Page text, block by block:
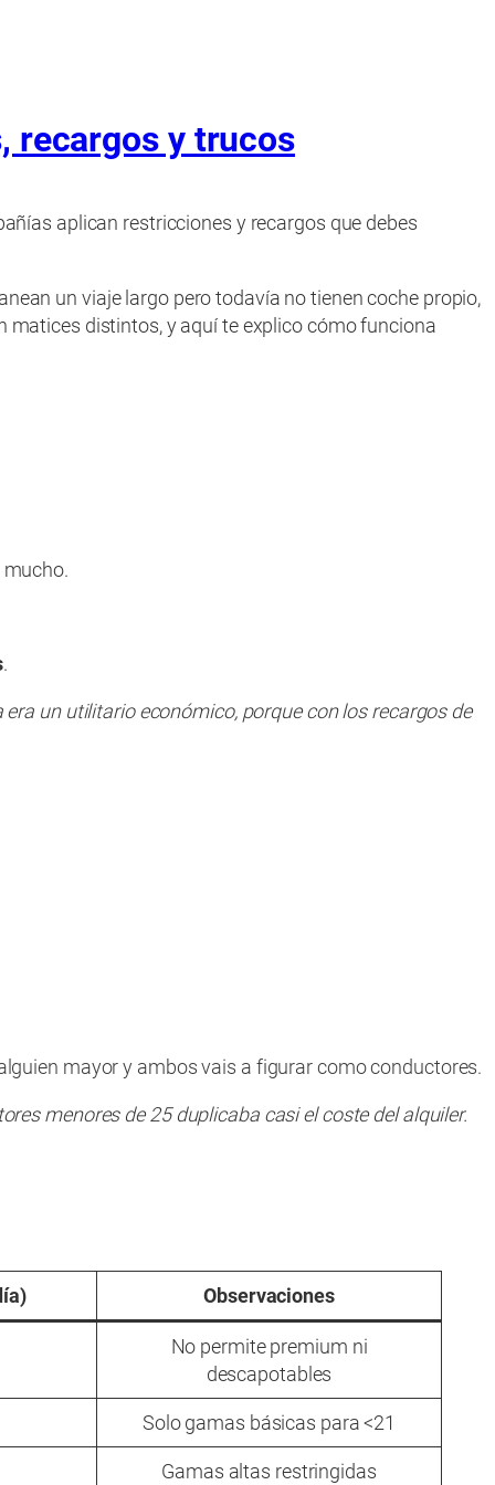
recargos y trucos
aplican restricciones y recargos que debes
un viaje largo pero todavía no tienen coche propio,
matices distintos, y aquí te explico cómo funciona
mucho.
.
un utilitario económico, porque con los recargos de
mayor y ambos vais a figurar como conductores.
menores de 25 duplicaba casi el coste del alquiler.
Observaciones
No permite premium ni
descapotables
Solo gamas básicas para <21
Gamas altas restringidas